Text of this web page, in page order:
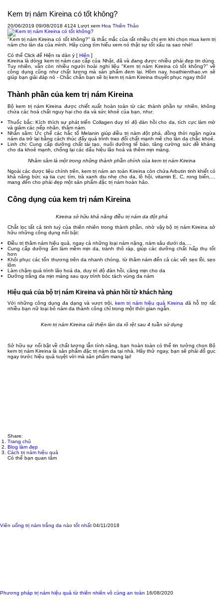
Kem trị nám Kireina có tốt không?
20/06/2019 09/08/2018 4124 Lượt xem Hoa Thiên Thảo
"Kem trị nám Kireina có tốt không?" là thắc mắc của rất nhiều chị em khi chọn mua kem trị
nám cho làn da của mình. Hãy cùng tìm hiểu xem nó thật sự tốt xấu ra sao nhé!
Có thể Click để Hiện ra dàn ý [ Hiện ]
Kireina là dòng kem trị nám cao cấp của Nhật, đã và đang được nhiều phái đẹp tin dùng.
Tuy nhiên, vẫn còn nhiều người hoài nghi liệu "Kem trị nám Kireina có tốt không?" về
công dụng cũng như chất lượng mà sản phẩm đem lại. Hôm nay, hoathienthao.vn sẽ
giúp bạn giải đáp nó - Chắc chắn bạn sẽ bị kem trị nám Kireina thuyết phục ngay thôi!
Thành phần của kem trị nám Kireina
Bộ kem trị nám Kireina được chiết xuất hoàn toàn từ các thành phần tự nhiên, không
chứa các hoá chất nguy hại cho da và sức khoẻ của bạn, như:
Thuốc bắc: Kích thích sự phát triển Collagen duy trì độ đàn hồi cho da, tích cực làm mờ
và giảm các nếp nhăn, thâm nám.
Nhân sâm: Ức chế các hắc tố Melanin giúp điều trị nám đột phá, đồng thời ngăn ngừa
nám da trở lại bằng cách thúc đẩy quá trình trao đổi chất mạnh mẽ cho làn da chắc khoẻ.
Linh chi: Cung cấp dưỡng chất tái tạo, nuôi dưỡng tế bào, tăng cường sức đề kháng
cho da khoẻ mạnh, chống lại các dấu hiệu lão hoá và thêm mịn màng.
Nhâm sâm là một trong những thành phần chính của kem trị nám Kireina
Ngoài các dược liệu chính trên, kem trị nám an toàn Kireina còn chứa Arbutin tinh khiết có
khả năng bức xạ tia cực tím, trà xanh dịu nhẹ cho da, lô hội, vitamin E, C, rong biển,…
mang đến cho phái đẹp một sản phẩm đặc trị nám hoàn hảo.
Công dụng của kem trị nám Kireina
Kireina sở hữu khả năng điều trị nám da đột phá
Chắt lọc tất cả tinh tuý của thiên nhiên trong thành phần, nhờ vậy bộ trị nám Kireina sở
hữu những công dụng nổi bật:
Điều trị thâm nám hiệu quả, ngay cả những loại nám nặng, nám sâu dưới da,…
Cung cấp dưỡng ẩm làm mềm mịn da, tránh thô ráp, giúp các dưỡng chất hấp thụ tốt
hơn
Khôi phục các tổn thương trên da nhanh chóng, từ thâm nám đến cả các vết sẹo lồi, sẹo
lõm
Làm chậm quá trình lão hoá da, duy trì độ đàn hồi, căng mịn cho da
Dưỡng trắng da mịn màng sau quy trình bóc tách vùng da nám
Hiệu quả của bộ trị nám Kireina và phản hồi từ khách hàng
Với những công dụng đa dạng và vượt trội, kem trị nám hiệu quả Kireina đã hỗ trợ rất
nhiều bạn nữ loại bỏ nám da thành công chỉ trong một thời gian ngắn.
Kem trị nám Kireina cải thiện làn da rõ rệt sau 4 tuần sử dụng
Sở hữu sự nổi bật về chất lượng lẫn tính năng, bạn hoàn toàn có thể tin tưởng chọn Bộ
kem trị nám Kireina là sản phẩm đặc trị nám da tại nhà. Hãy thử ngay, bạn sẽ phải đổ gục
ngay trước hiệu quả tuyệt vời mà sản phẩm mang lại!
Share:
Trang chủ
Blog làm đẹp
Cách trị nám hiệu quả
Có thể bạn quan tâm
Viên uống trị nám trắng da nào tốt nhất 04/11/2018
Phương pháp trị nám hiệu quả từ thiên nhiên vô cùng an toàn 16/08/2020